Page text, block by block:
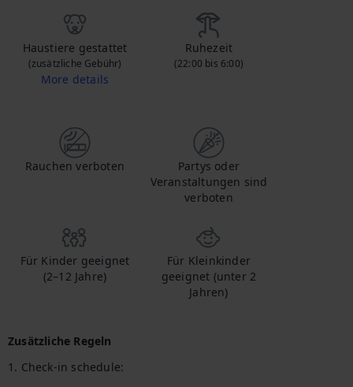
Haustiere gestattet
(zusätzliche Gebühr)
More details
Ruhezeit
(22:00 bis 6:00)
Rauchen verboten
Partys oder
Veranstaltungen sind
verboten
Für Kinder geeignet
(2–12 Jahre)
Für Kleinkinder
geeignet (unter 2
Jahren)
Zusätzliche Regeln
1. Check-in schedule: